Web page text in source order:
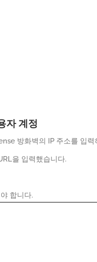
자 계정
방화벽의 IP 주소를 입
을 입력했습니다.
합니다.